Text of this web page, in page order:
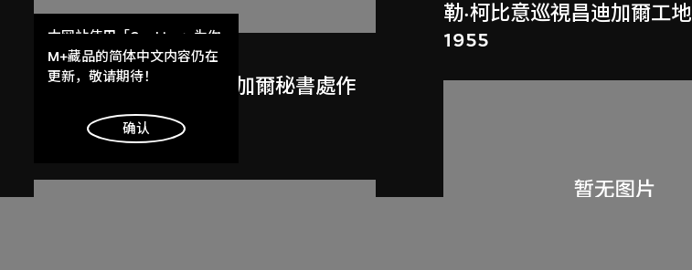
呂西安．埃爾韋
勒．柯比意於印度昌迪加爾秘書處作
勒·柯比意巡視昌迪加爾工地
1955
本网站使用「Cookies」为你
提供最好的网站体验。
了解更多
明白
M+藏品的简体中文内容仍在
更新，敬请期待！
确认